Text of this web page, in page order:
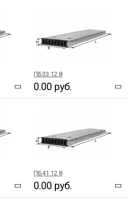
ПБ33.12 8
0.00 руб.
ПБ41.12 8
0.00 руб.